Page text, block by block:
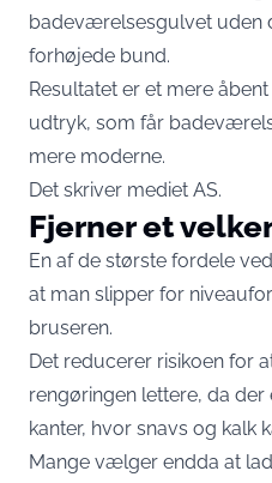
badeværelsesgulvet uden
forhøjede bund.
Resultatet er et mere
udtryk, som får
mere moderne.
Det skriver mediet AS.
Fjerner et
En af de største fordele
at man slipper for
bruseren.
Det reducerer risikoen for
rengøringen lettere, da
kanter, hvor snavs og kalk
Mange vælger endda at